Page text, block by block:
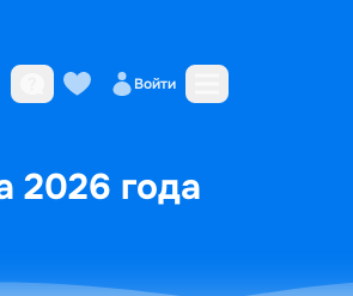
Войти
2026 года